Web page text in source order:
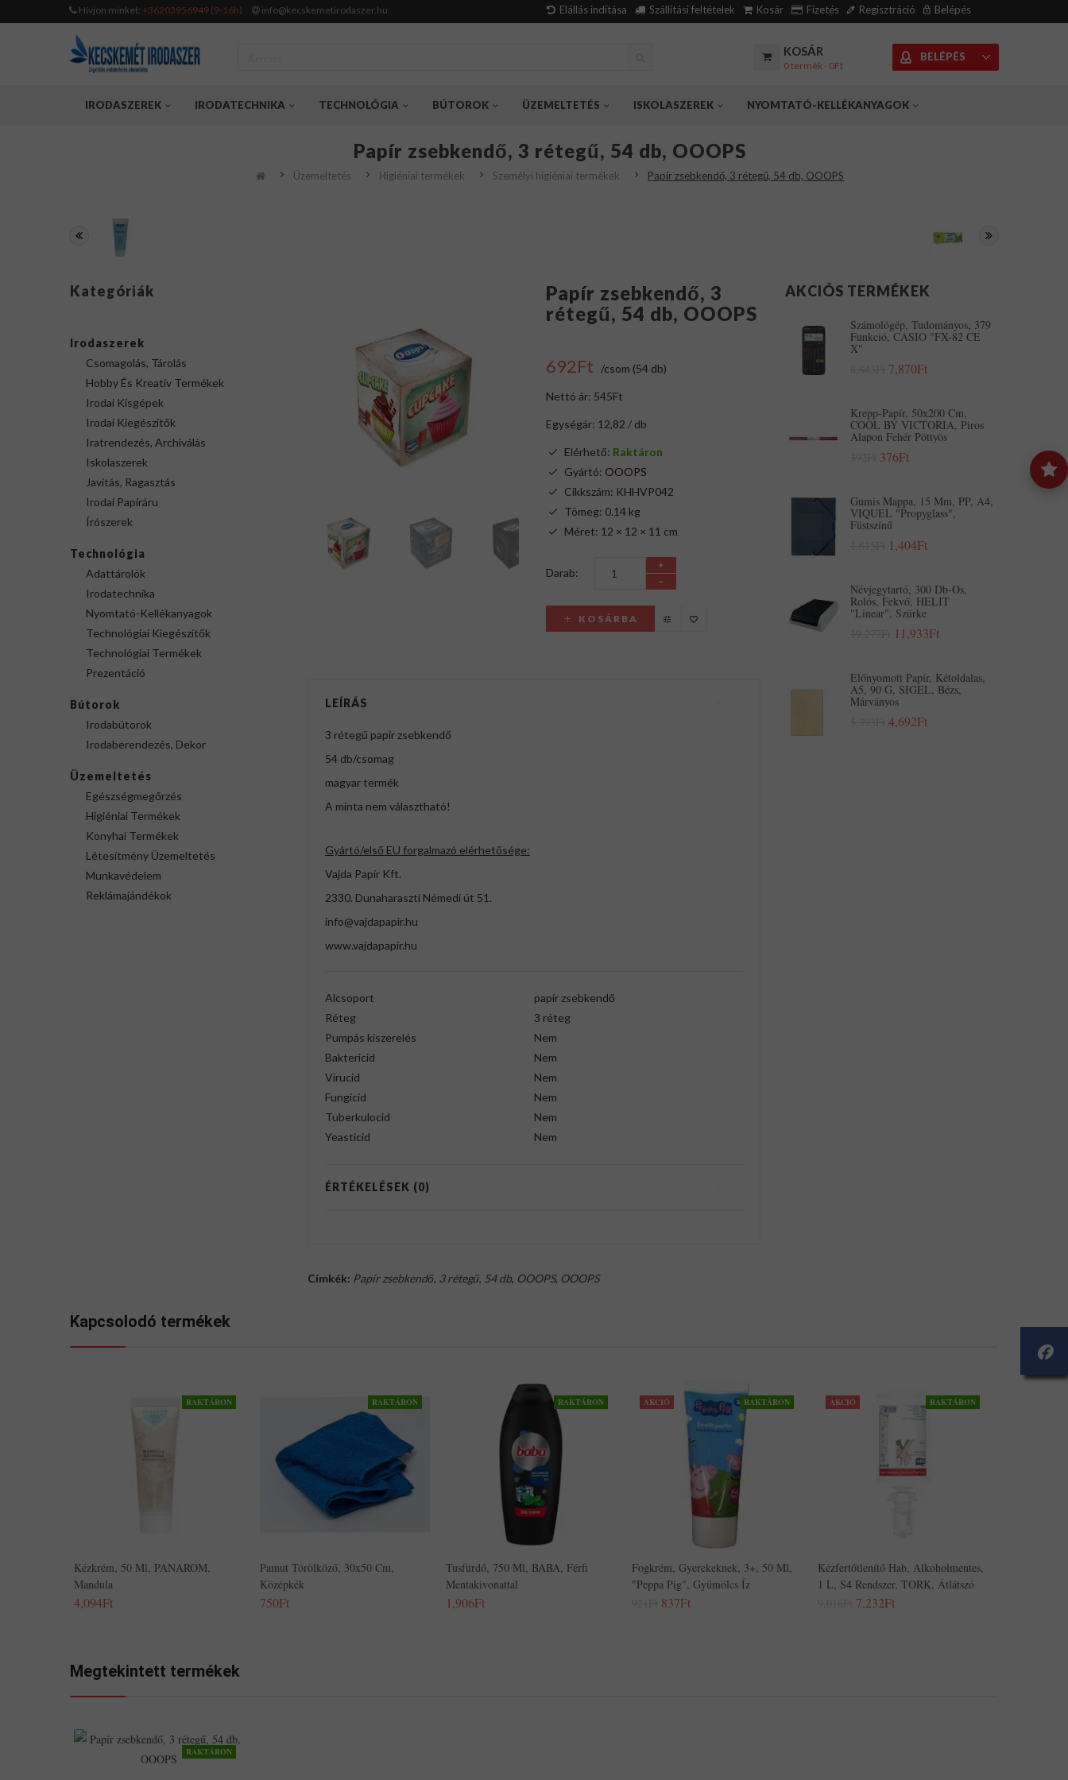
Hívjon minket: +36203956949 (9-16h) info@kecskemetirodaszer.hu Elállás indítása Szállítási feltételek Kosár Fizetés Regisztráció Belépés
KOSÁR
0 termék - 0Ft
BELÉPÉS
IRODASZEREK IRODATECHNIKA TECHNOLÓGIA BÚTOROK ÜZEMELTETÉS ISKOLASZEREK NYOMTATÓ-KELLÉKANYAGOK
Papír zsebkendő, 3 rétegű, 54 db, OOOPS
Üzemeltetés Higiéniai termékek Személyi higiéniai termékek Papír zsebkendő, 3 rétegű, 54 db, OOOPS
Kategóriák
Irodaszerek
Csomagolás, Tárolás
Hobby És Kreatív Termékek
Irodai Kisgépek
Irodai Kiegészítők
Iratrendezés, Archiválás
Iskolaszerek
Javítás, Ragasztás
Irodai Papíráru
Írószerek
Technológia
Adattárolók
Irodatechnika
Nyomtató-Kellékanyagok
Technológiai Kiegészítők
Technológiai Termékek
Prezentáció
Bútorok
Irodabútorok
Irodaberendezés, Dekor
Üzemeltetés
Egészségmegőrzés
Higiéniai Termékek
Konyhai Termékek
Létesítmény Üzemeltetés
Munkavédelem
Reklámajándékok
Papír zsebkendő, 3
rétegű, 54 db, OOOPS
692Ft /csom (54 db)
Nettó ár: 545Ft
Egységár: 12,82 / db
Elérhető: Raktáron
Gyártó: OOOPS
Cikkszám: KHHVP042
Tömeg: 0.14 kg
Méret: 12 × 12 × 11 cm
Darab:
KOSÁRBA
LEÍRÁS
3 rétegű papír zsebkendő
54 db/csomag
magyar termék
A minta nem választható!
Gyártó/első EU forgalmazó elérhetősége:
Vajda Papír Kft.
2330. Dunaharaszti Némedi út 51.
info@vajdapapir.hu
www.vajdapapir.hu
Alcsoport
papír zsebkendő
Réteg
3 réteg
Pumpás kiszerelés
Nem
Baktericid
Nem
Virucid
Nem
Fungicid
Nem
Tuberkulocid
Nem
Yeasticid
Nem
ÉRTÉKELÉSEK (0)
Címkék: Papír zsebkendő, 3 rétegű, 54 db, OOOPS, OOOPS
AKCIÓS TERMÉKEK
Számológép, Tudományos, 379
Funkció, CASIO "FX-82 CE
X"
7,870Ft
Krepp-Papír, 50x200 Cm,
COOL BY VICTORIA, Piros
Alapon Fehér Pöttyös
376Ft
Gumis Mappa, 15 Mm, PP, A4,
VIQUEL "Propyglass",
Füstszínű
1,404Ft
Névjegytartó, 300 Db-Os,
Rolós, Fekvő, HELIT
"Linear", Szürke
11,933Ft
Előnyomott Papír, Kétoldalas,
A5, 90 G, SIGEL, Bézs,
Márványos
4,692Ft
Kapcsolodó termékek
RAKTÁRON
Kézkrém, 50 Ml, PANAROM,
Mandula
4,094Ft
RAKTÁRON
Pamut Törölköző, 30x50 Cm,
Középkék
750Ft
RAKTÁRON
Tusfürdő, 750 Ml, BABA, Férfi
Mentakivonattal
1,906Ft
AKCIÓ RAKTÁRON
Fogkrém, Gyerekeknek, 3+, 50 Ml,
"Peppa Pig", Gyümölcs Íz
837Ft
AKCIÓ RAKTÁRON
Kézfertőtlenítő Hab, Alkoholmentes,
1 L, S4 Rendszer, TORK, Átlátszó
7,232Ft
Megtekintett termékek
RAKTÁRON